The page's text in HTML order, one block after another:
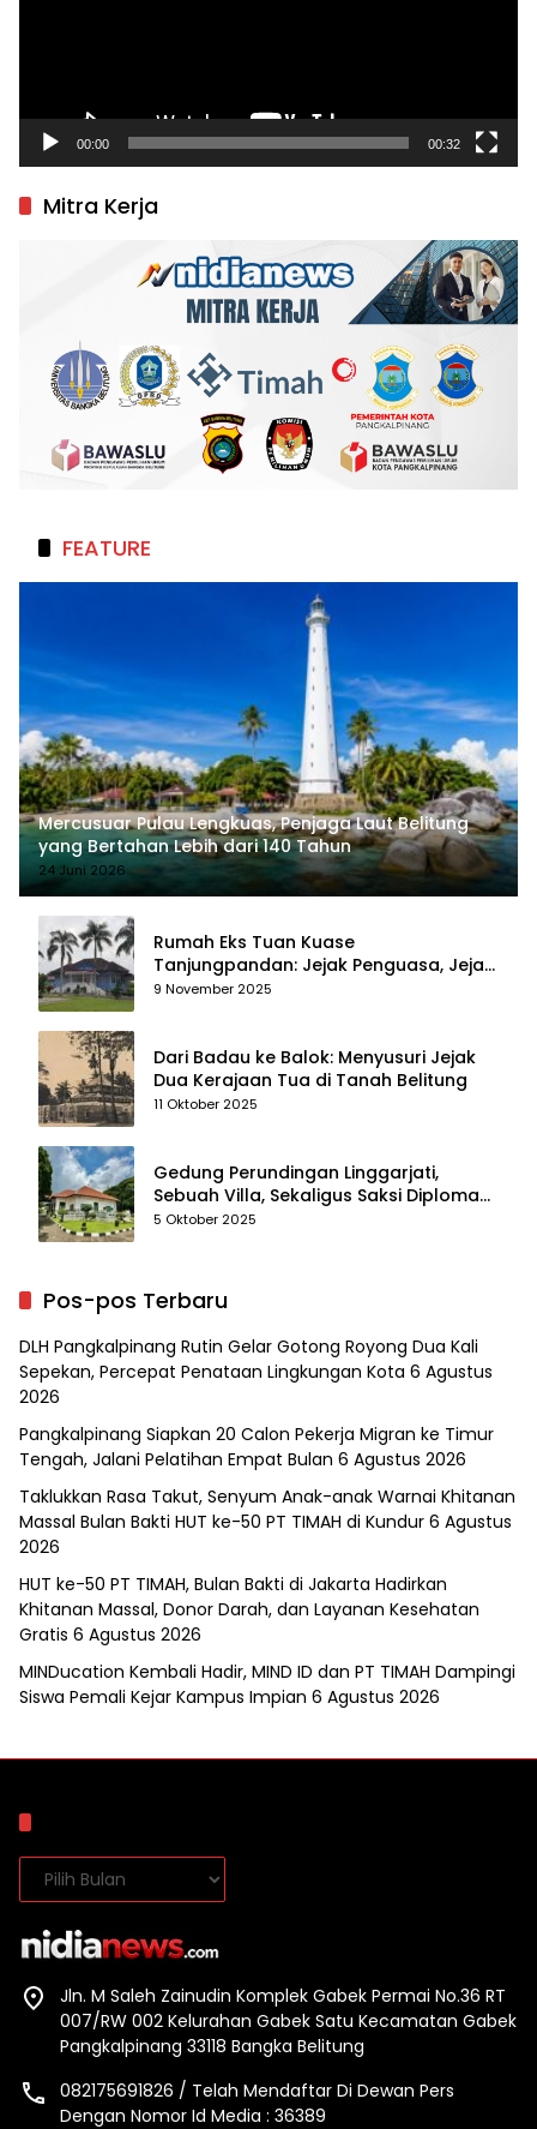
00:00 00:32
Mitra Kerja
FEATURE
Mercusuar Pulau Lengkuas, Penjaga Laut Belitung
yang Bertahan Lebih dari 140 Tahun
24 Juni 2026
Rumah Eks Tuan Kuase
Tanjungpandan: Jejak Penguasa, Jejak
Kenangan
9 November 2025
Dari Badau ke Balok: Menyusuri Jejak
Dua Kerajaan Tua di Tanah Belitung
11 Oktober 2025
Gedung Perundingan Linggarjati,
Sebuah Villa, Sekaligus Saksi Diplomasi
yang Mengubah Arah Bangsa
5 Oktober 2025
Pos-pos Terbaru
DLH Pangkalpinang Rutin Gelar Gotong Royong Dua Kali
Sepekan, Percepat Penataan Lingkungan Kota 6 Agustus
2026
Pangkalpinang Siapkan 20 Calon Pekerja Migran ke Timur
Tengah, Jalani Pelatihan Empat Bulan 6 Agustus 2026
Taklukkan Rasa Takut, Senyum Anak-anak Warnai Khitanan
Massal Bulan Bakti HUT ke-50 PT TIMAH di Kundur 6 Agustus
2026
HUT ke-50 PT TIMAH, Bulan Bakti di Jakarta Hadirkan
Khitanan Massal, Donor Darah, dan Layanan Kesehatan
Gratis 6 Agustus 2026
MINDucation Kembali Hadir, MIND ID dan PT TIMAH Dampingi
Siswa Pemali Kejar Kampus Impian 6 Agustus 2026
Arsip
Jln. M Saleh Zainudin Komplek Gabek Permai No.36 RT
007/RW 002 Kelurahan Gabek Satu Kecamatan Gabek
Pangkalpinang 33118 Bangka Belitung
082175691826 / Telah Mendaftar Di Dewan Pers
Dengan Nomor Id Media : 36389